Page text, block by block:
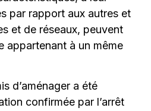
par rapport aux autres et
et de réseaux, peuvent
appartenant à un même
d’aménager a été
confirmée par l’arrêt